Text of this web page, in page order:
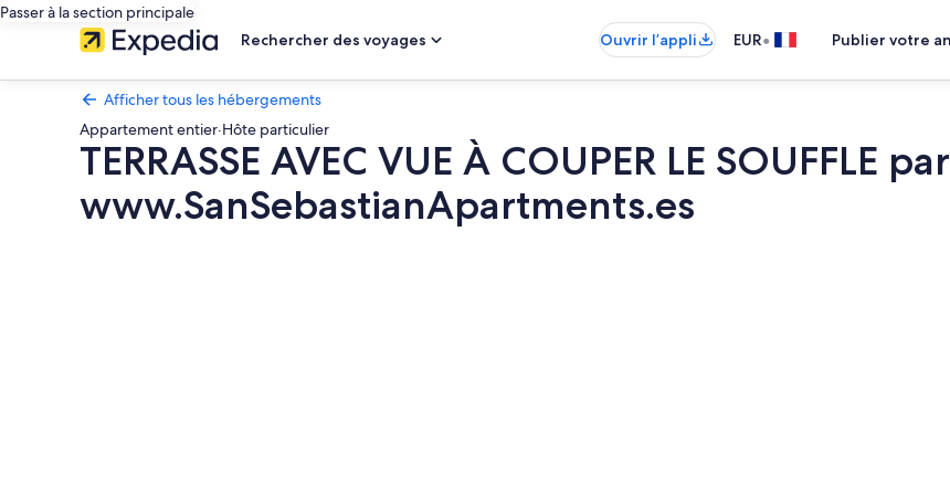
Passer à la section principale
Rechercher des voyages
Ouvrir l’appli EUR• Publier votre
Afficher tous les hébergements
Appartement entier·Hôte particulier
TERRASSE AVEC VUE À COUPER LE SOUFFLE par
www.SanSebastianApartments.es